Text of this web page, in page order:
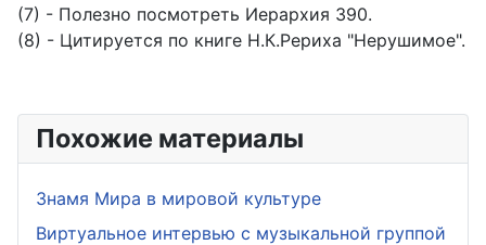
(7) - Полезно посмотреть Иерархия 390.
(8) - Цитируется по книге Н.К.Рериха "Нерушимое".
Похожие материалы
Знамя Мира в мировой культуре
Виртуальное интервью с музыкальной группой